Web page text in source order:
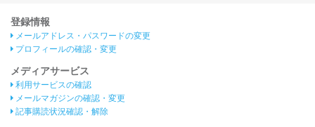
登録情報
メールアドレス・パスワードの変更
プロフィールの確認・変更
メディアサービス
利用サービスの確認
メールマガジンの確認・変更
記事購読状況確認・解除